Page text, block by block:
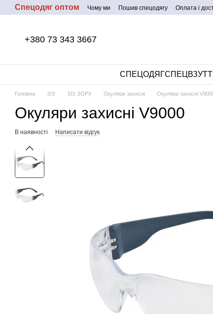
Перейти до основного контенту
Спецодяг оптом Чому ми Пошив спецодягу Оплата і
+380 73 343 3667
СПЕЦОДЯГ
Головна ЗІЗ ЗІЗ ЗОРУ Окуляри захисні Окуляри захисні
Окуляри захисні V9000
В наявності Написати відгук